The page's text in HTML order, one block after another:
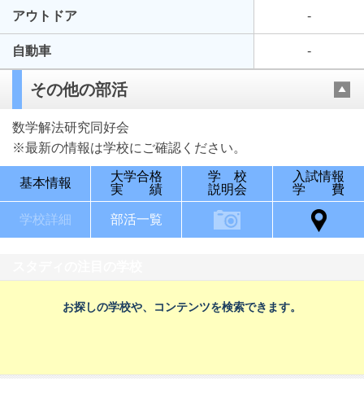
アウトドア -
自動車 -
その他の部活
数学解法研究同好会
※最新の情報は学校にご確認ください。
基本情報
大学合格
実 績
学 校
説明会
入試情報
学 費
学校詳細 部活一覧
お探しの学校や、コンテンツを検索できます。